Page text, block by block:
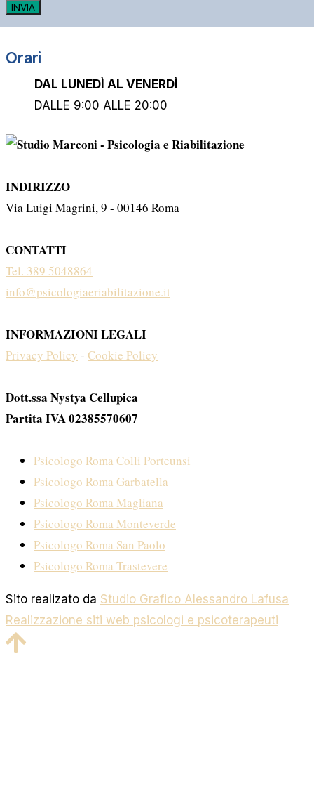
INVIA
Orari
DAL LUNEDÌ AL VENERDÌ
DALLE 9:00 ALLE 20:00
INDIRIZZO
Via Luigi Magrini, 9 - 00146 Roma
CONTATTI
Tel. 389 5048864
info@psicologiaeriabilitazione.it
INFORMAZIONI LEGALI
Privacy Policy - Cookie Policy
Dott.ssa Nystya Cellupica
Partita IVA 02385570607
Psicologo Roma Colli Porteunsi
Psicologo Roma Garbatella
Psicologo Roma Magliana
Psicologo Roma Monteverde
Psicologo Roma San Paolo
Psicologo Roma Trastevere
Sito realizato da Studio Grafico Alessandro Lafusa
Realizzazione siti web psicologi e psicoterapeuti